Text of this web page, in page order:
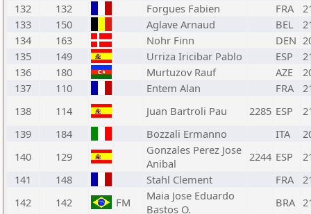
132
132 Forgues Fabien FRA
133
150 Aglave Arnaud BEL
134
163 Nohr Finn DEN
135
149 Urriza Iricibar Pablo ESP
136
180 Murtuzov Rauf AZE
137
110 Entem Alan FRA
138
114 Juan Bartroli Pau 2285 ESP
139
184 Bozzali Ermanno ITA
140
129
Gonzales Perez Jose
Anibal
2244 ESP
141
148 Stahl Clement FRA
142
142 FM
Maia Jose Eduardo
Bastos O.
BRA